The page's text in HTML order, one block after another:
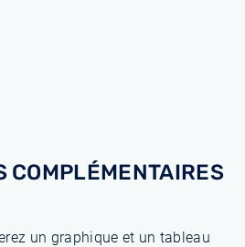
COMPLÉMENTAIRES
un graphique et un tableau